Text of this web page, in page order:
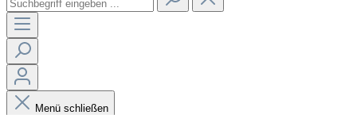
Menü schließen